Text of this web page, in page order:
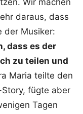
Wir machen
daraus, dass
der Musiker:
dass es der
zu teilen und
Maria teilte den
fügte aber
Tagen